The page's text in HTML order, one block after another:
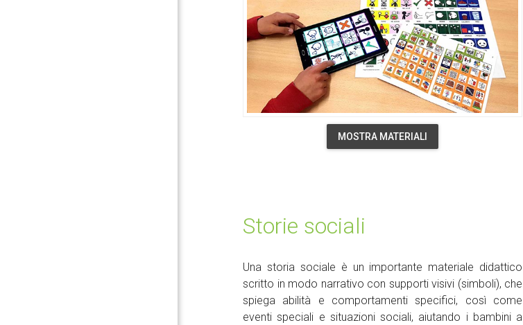
MOSTRA MATERIALI
Storie sociali
Una storia sociale è un importante materiale didattico
scritto in modo narrativo con supporti visivi (simboli), che
spiega abilità e comportamenti specifici, così come
eventi speciali e situazioni sociali, aiutando i bambini a